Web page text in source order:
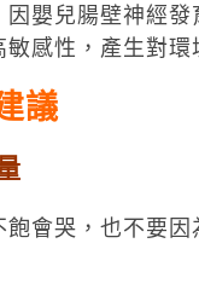
嬰兒腸壁神經
感性，產生對環
議
會哭，也不要